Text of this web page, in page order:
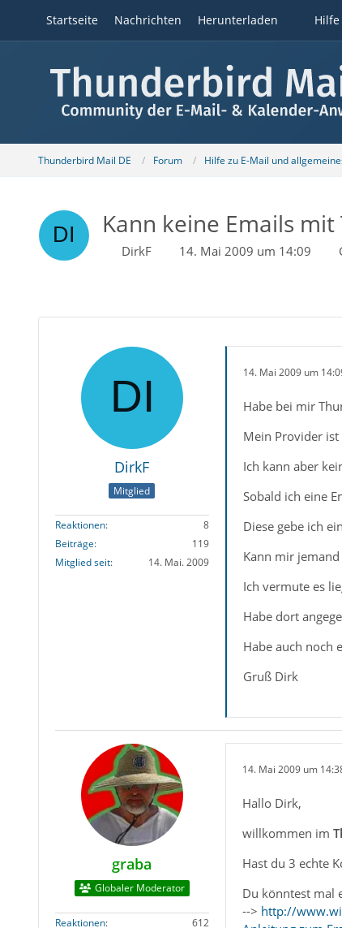
Startseite Nachrichten Herunterladen Hilfe
Thunderbird Mail DE Forum Hilfe zu E-Mail und
Kann keine Emails
DirkF 14. Mai 2009 um 14:09
DirkF
Mitglied
Reaktionen
8
Beiträge
119
Mitglied seit
14. Mai. 2009
14. Mai 2009 um
Habe bei mir
Mein Provider ist
Ich kann aber
Sobald ich eine
Diese gebe ich
Kann mir
Ich vermute es
Habe dort
Habe auch noch
Gruß Dirk
graba
Globaler Moderator
Reaktionen
612
14. Mai 2009 um
Hallo Dirk,
willkommen im
Hast du 3 echte
Du könntest mal
--> http://